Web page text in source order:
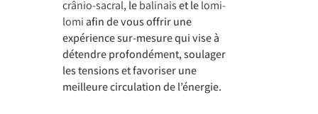
crânio-sacral, lebalinaiset lelomi-
lomi afin de vous offrir une
expérience sur-mesure qui vise à
détendre profondément, soulager
les tensions et favoriser une
meilleure circulation de l’énergie.